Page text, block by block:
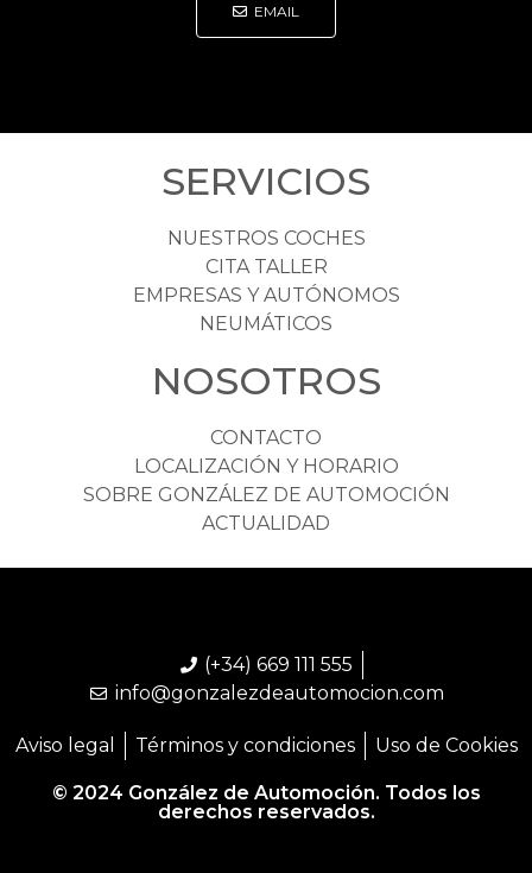
EMAIL
SERVICIOS
NUESTROS COCHES
CITA TALLER
EMPRESAS Y AUTÓNOMOS
NEUMÁTICOS
NOSOTROS
CONTACTO
LOCALIZACIÓN Y HORARIO
SOBRE GONZÁLEZ DE AUTOMOCIÓN
ACTUALIDAD
(+34) 669 111 555
info@gonzalezdeautomocion.com
Aviso legal Términos y condiciones Uso de Cookies
© 2024 González de Automoción. Todos los
derechos reservados.